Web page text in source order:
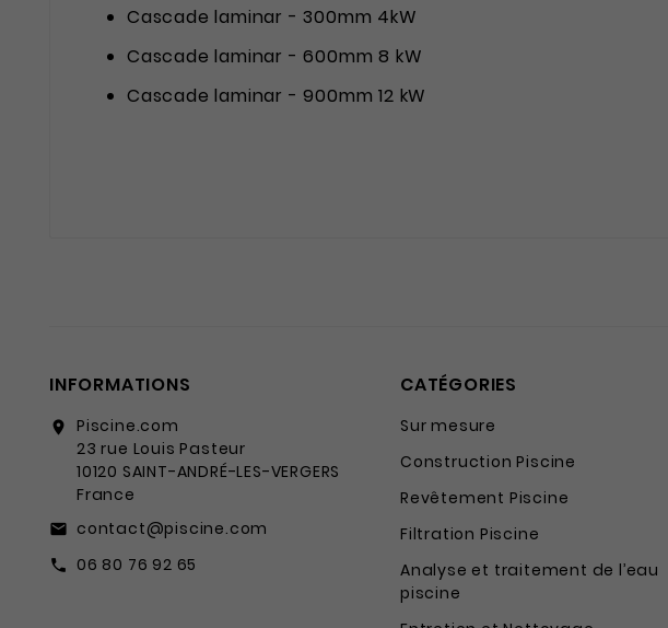
Cascade laminar - 300mm 4kW
Cascade laminar - 600mm 8 kW
Cascade laminar - 900mm 12 kW
INFORMATIONS
location_on
Piscine.com
23 rue Louis Pasteur
10120 SAINT-ANDRÉ-LES-VERGERS
France
email contact@piscine.com
call 06 80 76 92 65
CATÉGORIES
Sur mesure
Construction Piscine
Revêtement Piscine
Filtration Piscine
Analyse et traitement de l’eau
piscine